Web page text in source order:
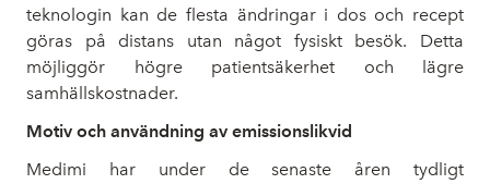
teknologin kan de flesta ändringar i dos och recept
göras på distans utan något fysiskt besök. Detta
möjliggör högre patientsäkerhet och lägre
samhällskostnader.
Motiv och användning av emissionslikvid
Medimi har under de senaste åren tydligt